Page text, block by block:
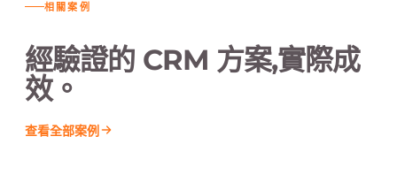
相關案例
經驗證的 CRM 方案,實際成
效。
查看全部案例